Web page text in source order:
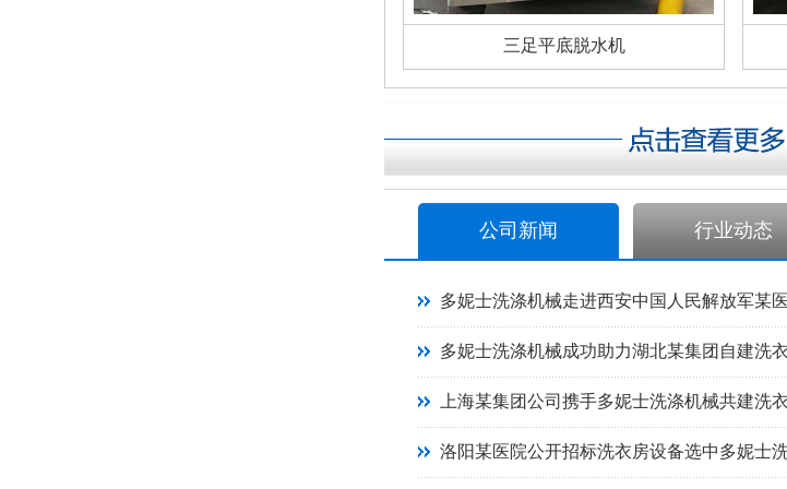
三足平底脱水机
公司新闻 行业动态
多妮士洗涤机械走进西安中国人民解放军某
多妮士洗涤机械成功助力湖北某集团自建洗
上海某集团公司携手多妮士洗涤机械共建洗
洛阳某医院公开招标洗衣房设备选中多妮士